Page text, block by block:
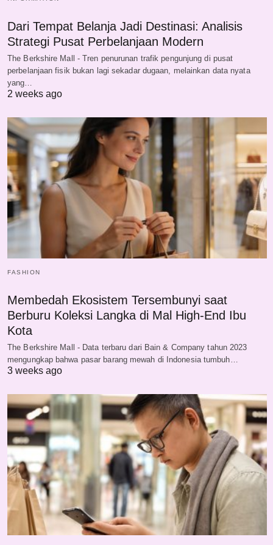
Dari Tempat Belanja Jadi Destinasi: Analisis
Strategi Pusat Perbelanjaan Modern
The Berkshire Mall - Tren penurunan trafik pengunjung di pusat
perbelanjaan fisik bukan lagi sekadar dugaan, melainkan data nyata
yang…
2 weeks ago
FASHION
Membedah Ekosistem Tersembunyi saat
Berburu Koleksi Langka di Mal High-End Ibu
Kota
The Berkshire Mall - Data terbaru dari Bain & Company tahun 2023
mengungkap bahwa pasar barang mewah di Indonesia tumbuh…
3 weeks ago